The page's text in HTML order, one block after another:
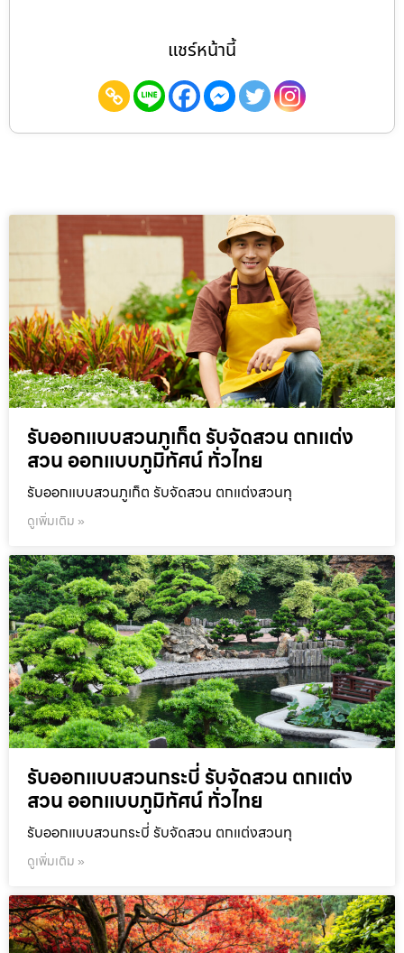
แชร์หน้านี้
รับออกแบบสวนภูเก็ต รับจัดสวน ตกแต่ง
สวน ออกแบบภูมิทัศน์ ทั่วไทย
รับออกแบบสวนภูเก็ต รับจัดสวน ตกแต่งสวนทุ
ดูเพิ่มเติม »
รับออกแบบสวนกระบี่ รับจัดสวน ตกแต่ง
สวน ออกแบบภูมิทัศน์ ทั่วไทย
รับออกแบบสวนกระบี่ รับจัดสวน ตกแต่งสวนทุ
ดูเพิ่มเติม »